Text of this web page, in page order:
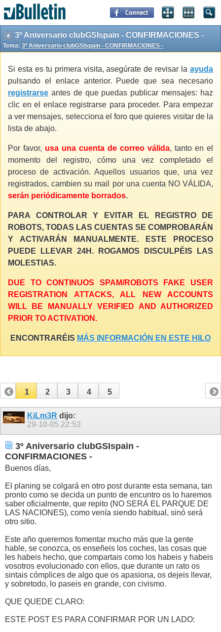
3º Aniversario clubGSIspain - CONFIRMACIONES -
Tema: 3º Aniversario clubGSIspain - CONFIRMACIONES -
Si esta es tu primera visita, asegúrate de revisar la ayuda
pulsando el enlace anterior. Puede que sea necesario
registrarse antes de que puedas publicar mensajes: haz
clic en el enlace registrarse para proceder. Para empezar
a ver mensajes, selecciona el foro que quieres visitar de la
lista de abajo.
Por favor, usa una cuenta de correo válida, tanto en el
momento del registro, cómo una vez completado el
proceso de activación. Aquellos usuarios que, una vez
registrados, cambien su mail por una cuenta NO VÁLIDA,
serán periódicamente borrados.
PARA CONTROLAR Y EVITAR EL REGISTRO DE
ROBOTS, TODAS LAS CUENTAS SE COMPROBARÁN
Y ACTIVARÁN MANUALMENTE. ESTE PROCESO
PUEDE LLEVAR 24H. ROGAMOS DISCULPÉIS LAS
MOLESTIAS.
DUE TO CONTINUOS SPAM/ROBOTS FAKE USER
REGISTRATION ATTACKS, ALL NEW ACCOUNTS
WILL BE MANUALLY VERIFIED AND AUTHORIZED
PRIOR TO ACTIVATION.
ENCONTRARÉIS MÁS INFORMACIÓN EN ESTE HILO
1 2 3 4 5
KiLm3R dijo:
29-10-05 22:53
3º Aniversario clubGSIspain -
CONFIRMACIONES -
Buenos días,
El planing se colgará en otro post durante esta semana, tan
pronto como se decida un punto de encuntro os lo haremos
saber oficialmente, que repito (NO SERÁ EL PARQUE DE
LAS NACIONES), como venía siendo habitual, sinó será
otro sitio.
Este año queremos fomentar mucho más que la gente
hable, se conozca, os enseñeis los coches, las cosas que
les habeis hecho, que compartais como los habeis y habeis
vosotros evolucionado con ellos, que durante un rato os
sintais cómplices de algo que os apasiona, os dejeis llevar,
y sobretodo, lo paseis en grande, con civismo.
QUE QUEDE CLARO:
ESTE POST ES PARA CONFIRMAR POR UN LADO: